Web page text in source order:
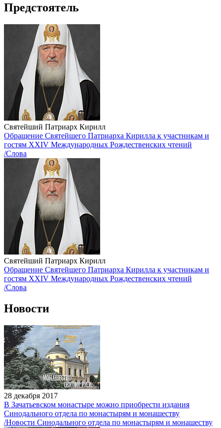
Предстоятель
Святейший Патриарх Кирилл
Обращение Святейшего Патриарха Кирилла к участникам и
гостям XXIV Международных Рождественских чтений
/Слова
Святейший Патриарх Кирилл
Обращение Святейшего Патриарха Кирилла к участникам и
гостям XXIV Международных Рождественских чтений
/Слова
Новости
28 декабря 2017
В Зачатьевском монастыре можно приобрести издания
Синодального отдела по монастырям и монашеству
/Новости Синодального отдела по монастырям и монашеству